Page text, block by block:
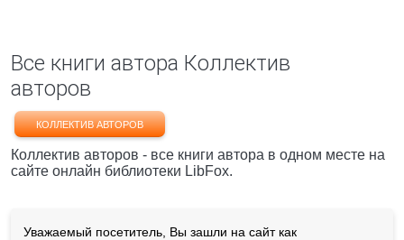
Все книги автора Коллектив
авторов
КОЛЛЕКТИВ АВТОРОВ
Коллектив авторов - все книги автора в одном месте на
сайте онлайн библиотеки LibFox.
Уважаемый посетитель, Вы зашли на сайт как